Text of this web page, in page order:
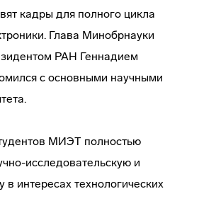
кадры для полного цикла
Глава Минобрнауки
РАН Геннадием
с основными научными
МИЭТ полностью
исследовательскую и
в интересах технологических